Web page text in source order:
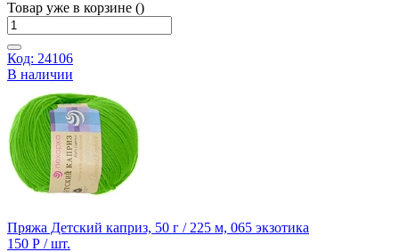
Товар уже в корзине ()
Код: 24106
В наличии
Пряжа Детский каприз, 50 г / 225 м, 065 экзотика
150 Р / шт.